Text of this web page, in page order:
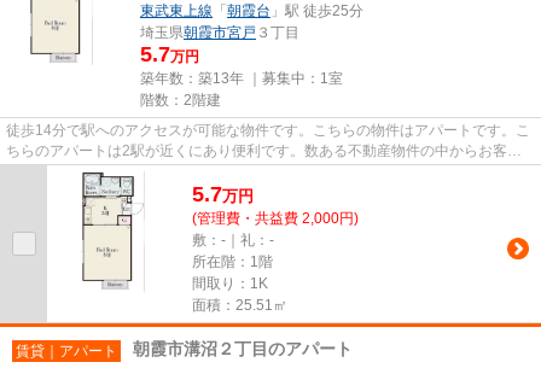
東武東上線 「 朝霞台 」駅 徒歩25分
埼玉県朝霞市宮戸 ３丁目
5.7万円
築年数：築13年 ｜募集中： 1室
階数：2階建
徒歩14分で駅へのアクセスが可能な物件です。こちらの物件はアパートです。こ
ちらのアパートは2駅が近くにあり便利です。数ある不動産物件の中からお客様
の求めの条件に合った物件をお...
5.7万円
(管理費・共益費 2,000円)
敷：-｜礼：-
所在階：1階
間取り：1K
面積：25.51㎡
賃貸｜アパート 朝霞市溝沼２丁目のアパート